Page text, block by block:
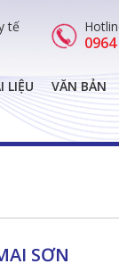
tế
LIỆU VĂN BẢN
SƠN